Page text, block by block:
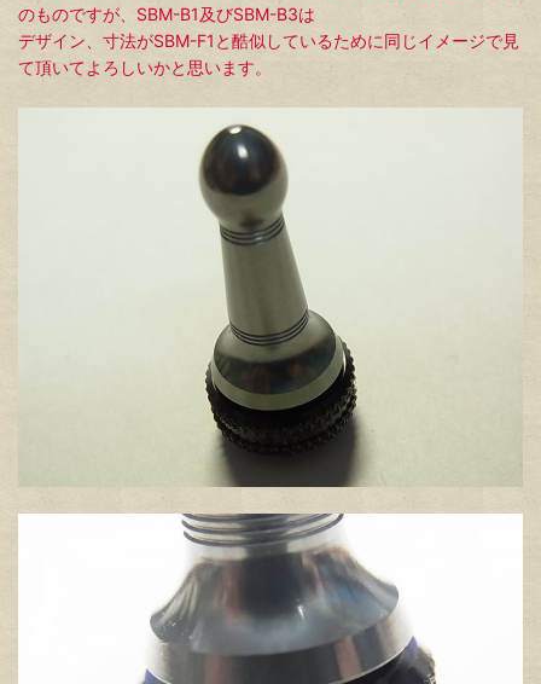
のものですが、SBM-B1及びSBM-B3は
デザイン、寸法がSBM-F1と酷似しているために同じイメージで見
て頂いてよろしいかと思います。